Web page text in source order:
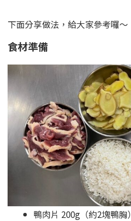
下面分享做法，給大家參考囉～
食材準備
鴨肉片 200g（約2塊鴨胸）